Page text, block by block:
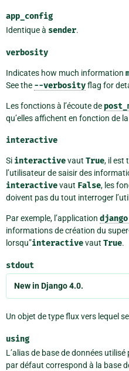
app_config
Identique à sender.
verbosity
Indicates how much information
See the --verbosityflag for
Les fonctions à l’écoute de
qu’elles affichent en fonction de
interactive
Si interactivevaut True, il est
l’utilisateur de saisir des
interactivevaut False, les
doivent pas du tout interroger
Par exemple, l’application
informations de création du
lorsqu”interactivevaut True.
stdout
New in Django 4.0.
Un objet de type flux vers lequel
using
L’alias de base de données
par défaut correspond à la base